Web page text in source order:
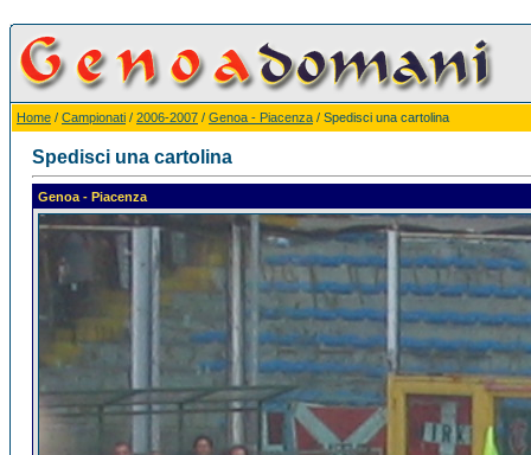
Home / Campionati / 2006-2007 / Genoa - Piacenza / Spedisci una cartolina
Spedisci una cartolina
Genoa - Piacenza